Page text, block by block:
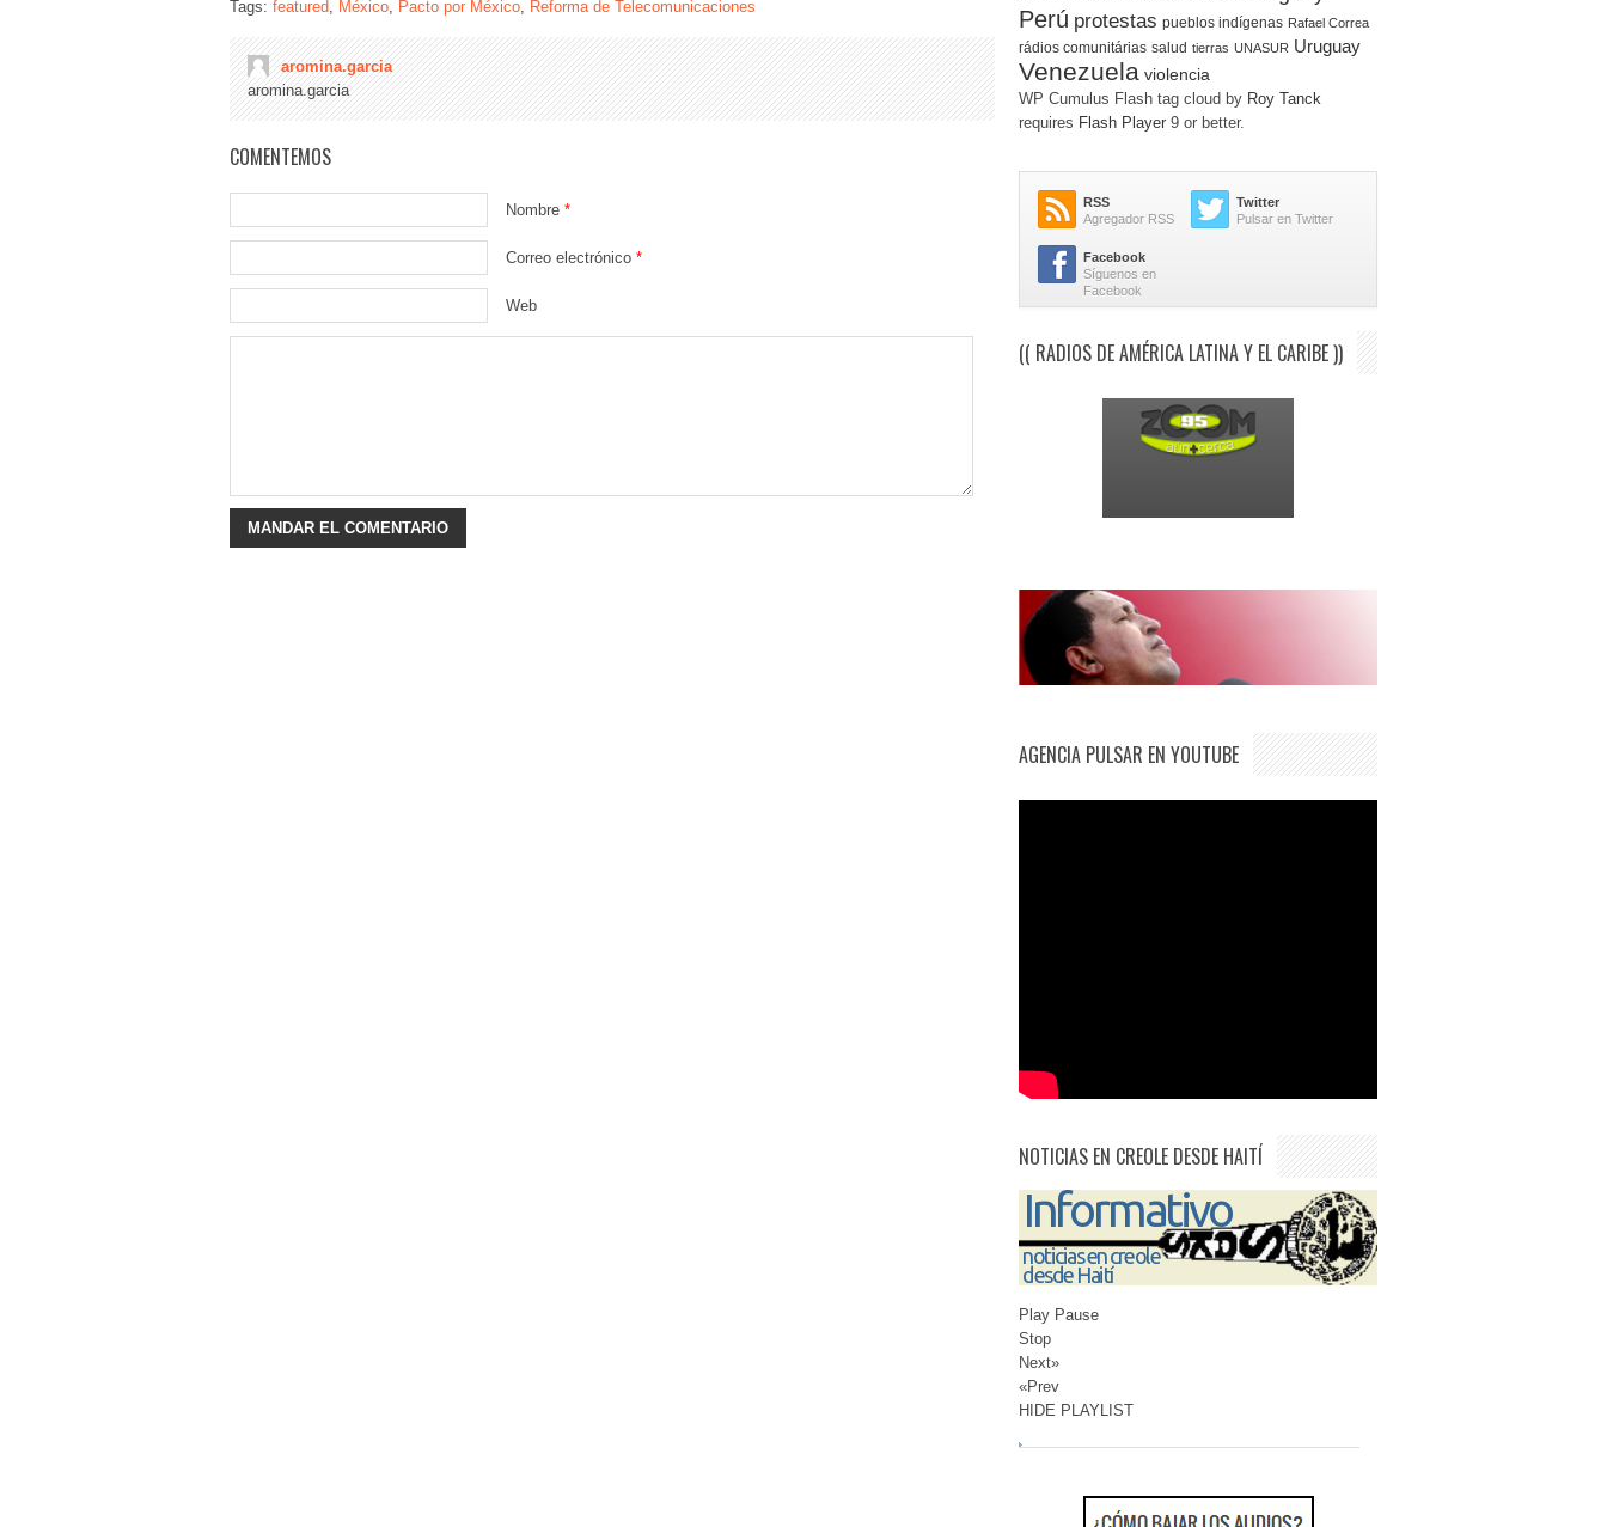
Tags: featured, México, Pacto por México, Reforma de Telecomunicaciones
aromina.garcia
aromina.garcia
COMENTEMOS
Nombre *
Correo electrónico *
Web
Perú protestas pueblos indígenas Rafael Correa
rádios comunitárias salud tierras UNASUR Uruguay
Venezuela violencia
WP Cumulus Flash tag cloud by Roy Tanck
requires Flash Player 9 or better.
RSS
Agregador RSS
Twitter
Pulsar en Twitter
Facebook
Síguenos en
Facebook
(( RADIOS DE AMÉRICA LATINA Y EL CARIBE ))
AGENCIA PULSAR EN YOUTUBE
NOTICIAS EN CREOLE DESDE HAITÍ
Play Pause
Stop
Next»
«Prev
HIDE PLAYLIST